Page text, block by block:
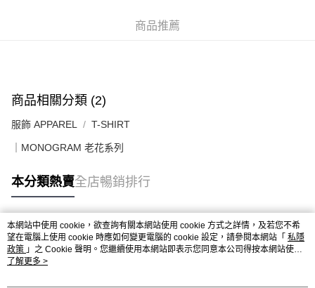
商品推薦
商品相關分類 (2)
服飾 APPAREL T-SHIRT
｜MONOGRAM 老花系列
本分類熱賣全店暢銷排行
熱門標籤
熱銷排行
本網站中使用 cookie，欲查詢有關本網站使用 cookie 方式之詳情，及若您不希
望在電腦上使用 cookie 時應如何變更電腦的 cookie 設定，請參閱本網站「 私隱
政策 」之 Cookie 聲明。您繼續使用本網站即表示您同意本公司得按本網站使用
條款之 Cookie 聲明使用 cookie。
了解更多 >